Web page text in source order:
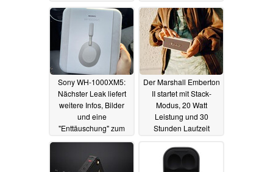
16.05.2024 25.08.2022
Sony WH-1000XM5:
Nächster Leak liefert
weitere Infos, Bilder
und eine
"Enttäuschung" zum
Der Marshall Emberton
II startet mit Stack-
Modus, 20 Watt
Leistung und 30
Stunden Laufzeit